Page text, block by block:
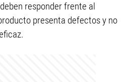
responder frente al
presenta defectos y no